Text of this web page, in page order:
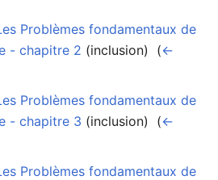
Problèmes fondamentaux de
- chapitre 2 (inclusion) ‎ (←
Problèmes fondamentaux de
- chapitre 3 (inclusion) ‎ (←
Problèmes fondamentaux de